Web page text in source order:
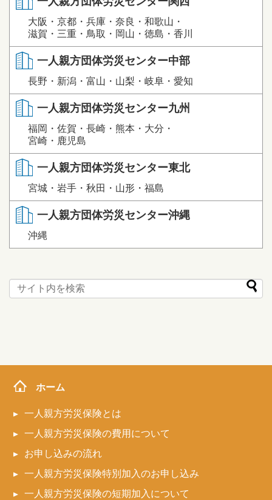
大阪・京都・兵庫・奈良・和歌山・
滋賀・三重・鳥取・岡山・徳島・香川
一人親方団体労災センター中部
長野・新潟・富山・山梨・岐阜・愛知
一人親方団体労災センター九州
福岡・佐賀・長崎・熊本・大分・
宮崎・鹿児島
一人親方団体労災センター東北
宮城・岩手・秋田・山形・福島
一人親方団体労災センター沖縄
沖縄
ホーム
一人親方労災保険とは
一人親方労災保険の費用について
お申し込みの流れ
一人親方労災保険特別加入のお申し込み
一人親方労災保険の短期加入について